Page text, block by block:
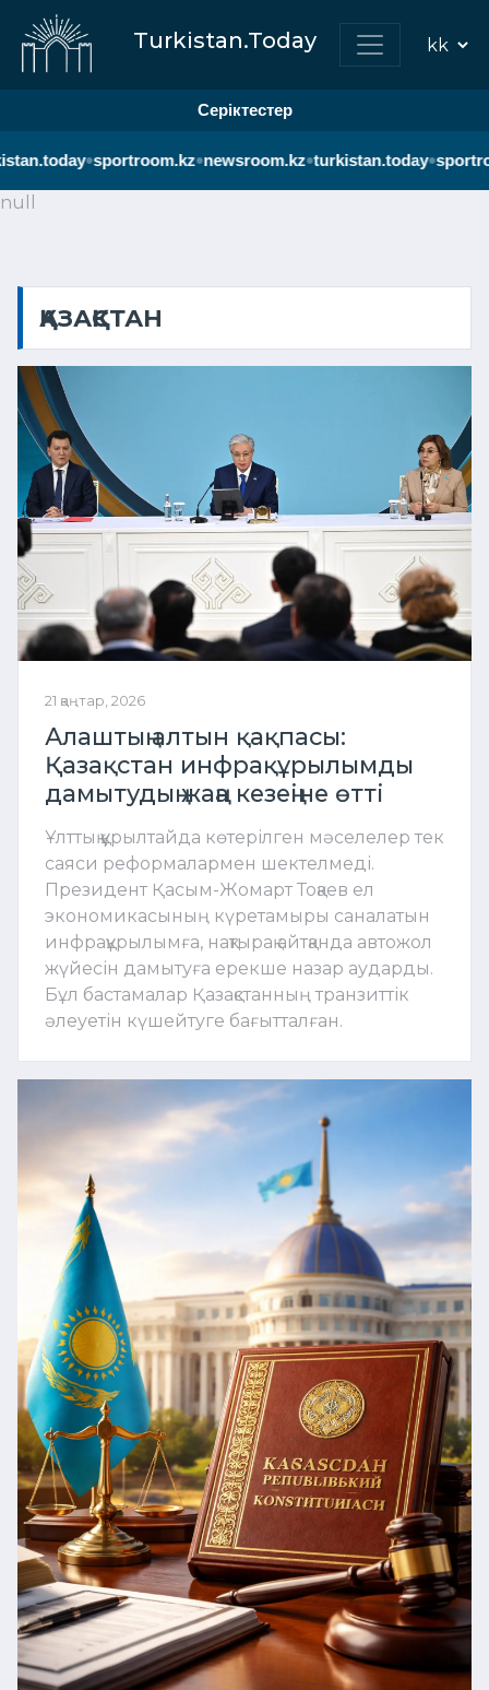
Turkistan.Today
Серіктестер
•sportroom.kz•newsroom.kz•turkistan.today•
null
ҚАЗАҚСТАН
21 қаңтар, 2026
Алаштың алтын қақпасы:
Қазақстан инфрақұрылымды
дамытудың жаңа кезеңіне өтті
Ұлттық құрылтайда көтерілген мәселелер тек
саяси реформалармен шектелмеді.
Президент Қасым-Жомарт Тоқаев ел
экономикасының күретамыры саналатын
инфрақұрылымға, нақтырақ айтқанда автожол
жүйесін дамытуға ерекше назар аударды.
Бұл бастамалар Қазақстанның транзиттік
әлеуетін күшейтуге бағытталған.